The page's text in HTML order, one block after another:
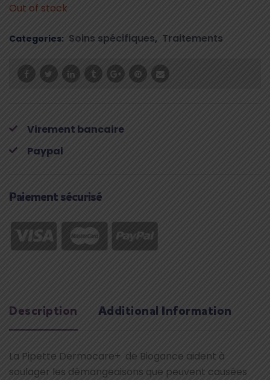
Out of stock
Categories: Soins spécifiques, Traitements
Virement bancaire
Paypal
Paiement sécurisé
Description Additional Information
La Pipette Dermocare+ de Biogance aident à
soulager les démangeaisons que peuvent causées